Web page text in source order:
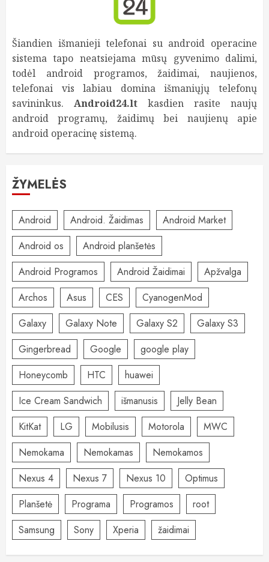
Šiandien išmanieji telefonai su android operacine
sistema tapo neatsiejama mūsų gyvenimo dalimi,
todėl android programos, žaidimai, naujienos,
telefonai vis labiau domina išmaniųjų telefonų
savininkus. Android24.lt kasdien rasite naujų
android programų, žaidimų bei naujienų apie
android operacinę sistemą.
ŽYMELĖS
Android Android. Žaidimas
Android Market
Android os
Android planšetės
Android Programos
Android Žaidimai
Apžvalga
Archos
Asus CES
CyanogenMod
Galaxy
Galaxy Note Galaxy S2
Galaxy S3
Gingerbread
Google
google play
Honeycomb
HTC
huawei
Ice Cream Sandwich
išmanusis
Jelly Bean
KitKat
LG Mobilusis Motorola
MWC
Nemokama
Nemokamas
Nemokamos
Nexus 4
Nexus 7 Nexus 10
Optimus
Planšetė
Programa Programos
root
Samsung
Sony Xperia žaidimai